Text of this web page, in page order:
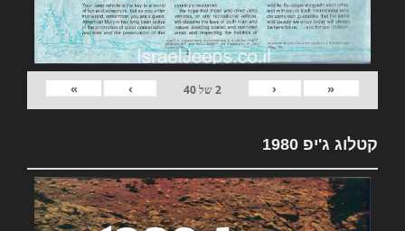
«
‹
2של40
›
»
קטלוג ג'יפ 1980